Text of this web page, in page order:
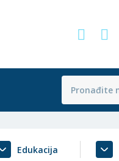
Edukacija